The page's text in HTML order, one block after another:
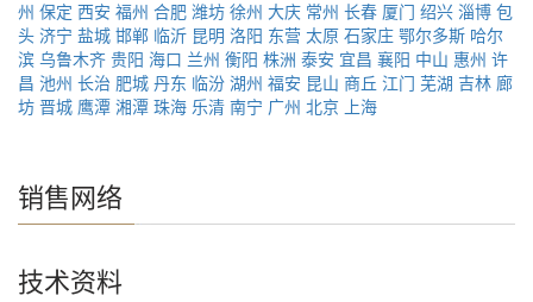
州 保定 西安 福州 合肥 潍坊 徐州 大庆 常州 长春 厦门 绍兴 淄博 包
头 济宁 盐城 邯郸 临沂 昆明 洛阳 东营 太原 石家庄 鄂尔多斯 哈尔
滨 乌鲁木齐 贵阳 海口 兰州 衡阳 株洲 泰安 宜昌 襄阳 中山 惠州 许
昌 池州 长治 肥城 丹东 临汾 湖州 福安 昆山 商丘 江门 芜湖 吉林 廊
坊 晋城 鹰潭 湘潭 珠海 乐清 南宁 广州 北京 上海
销售网络
技术资料